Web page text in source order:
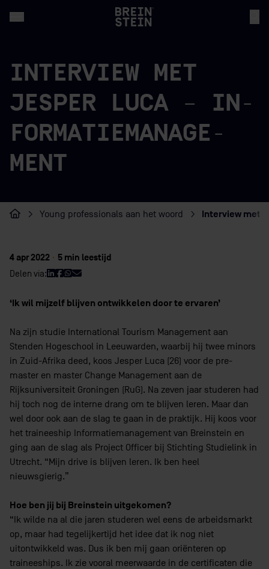
INTERVIEW MET
JESPER LUCA – IN­
FOR­MA­TIEMA­NA­GE­
MENT
Home
Young professionals aan het woord Interview met
4 apr 2022 · 5 min leestijd
Delen via:
‘Ik wil mijzelf blijven ontwikkelen door te ervaren’
Na zijn studie International Tourism Management aan
Stenden Hogeschool in Leeuwarden, waarbij hij twee minors
in Zuid-Afrika deed, koos Jesper Luca (26) voor de pre-
master en master Change Management aan de
Rijksuniversiteit Groningen (RuG). Na zeven jaar studeren had
hij toch nog de interne drang om te blijven leren. Maar dan
wel door ook aan de slag te gaan in de praktijk. Hij koos voor
het traineeship Informatiemanagement van Breinstein en
ging aan de slag als Project Officer bij Stichting Studielink in
Utrecht. “Mijn drive is blijven leren. Ik ben heel
nieuwsgierig.”
Hoe ben jij bij Breinstein uitgekomen?
“Ik wilde na al die jaren studeren wel eens de arbeidsmarkt
op, maar had tegelijkertijd het idee dat ik nog niet
uitontwikkeld was. Dus ik ben mij gaan oriënteren op
traineeships. Ik zie vooral meerwaarde in de certificaten die